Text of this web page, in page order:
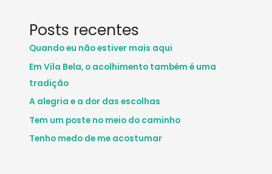
Posts recentes
Quando eu não estiver mais aqui
Em Vila Bela, o acolhimento também é uma
tradição
A alegria e a dor das escolhas
Tem um poste no meio do caminho
Tenho medo de me acostumar